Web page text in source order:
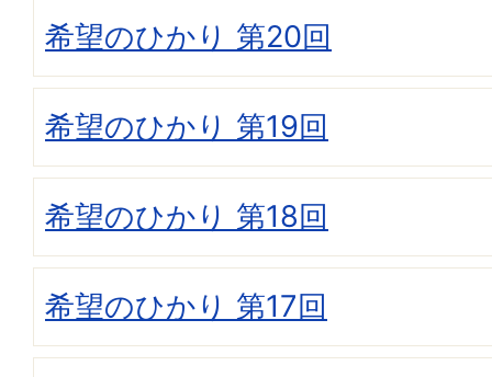
希望のひかり 第20回
希望のひかり 第19回
希望のひかり 第18回
希望のひかり 第17回